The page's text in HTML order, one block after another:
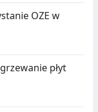
OZE w
płyt